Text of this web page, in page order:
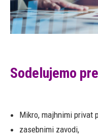
Sodelujemo
Mikro, majhnimi privat
zasebnimi zavodi,